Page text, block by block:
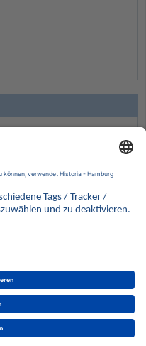
gemäß § 25a UStG
Irrtum vorbehalten. Bilder sind
mbH
Augenmaß